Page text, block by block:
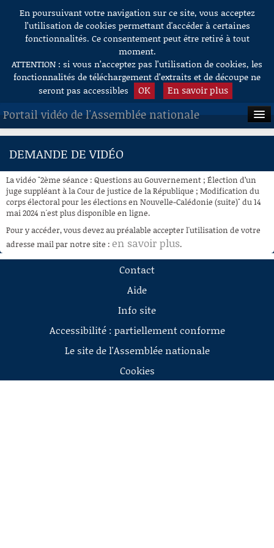
Aller au contenu
En poursuivant votre navigation sur ce site, vous acceptez
l’utilisation de cookies permettant d'accéder à certaines
fonctionnalités. Ce consentement peut être retiré à tout
moment.
ATTENTION : si vous n’acceptez pas l’utilisation de cookies, les
fonctionnalités de téléchargement d’extraits et de découpe ne
seront pas accessibles
OK En savoir plus
Portail vidéo de l'Assemblée nationale
ACCUEIL
À LA DEMANDE
RECHERCHE
AIDE À LA DÉCOUPE
DE VIDÉOS
DEMANDE DE VIDÉO
La vidéo "2ème séance : Questions au Gouvernement ; Élection d’un
juge suppléant à la Cour de justice de la République ; Modification du
corps électoral pour les élections en Nouvelle-Calédonie (suite)" du 14
mai 2024 n'est plus disponible en ligne.
Pour y accéder, vous devez au préalable accepter l'utilisation de votre
adresse mail par notre site : en savoir plus.
Contact
Aide
Info site
Accessibilité : partiellement conforme
Le site de l'Assemblée nationale
Cookies